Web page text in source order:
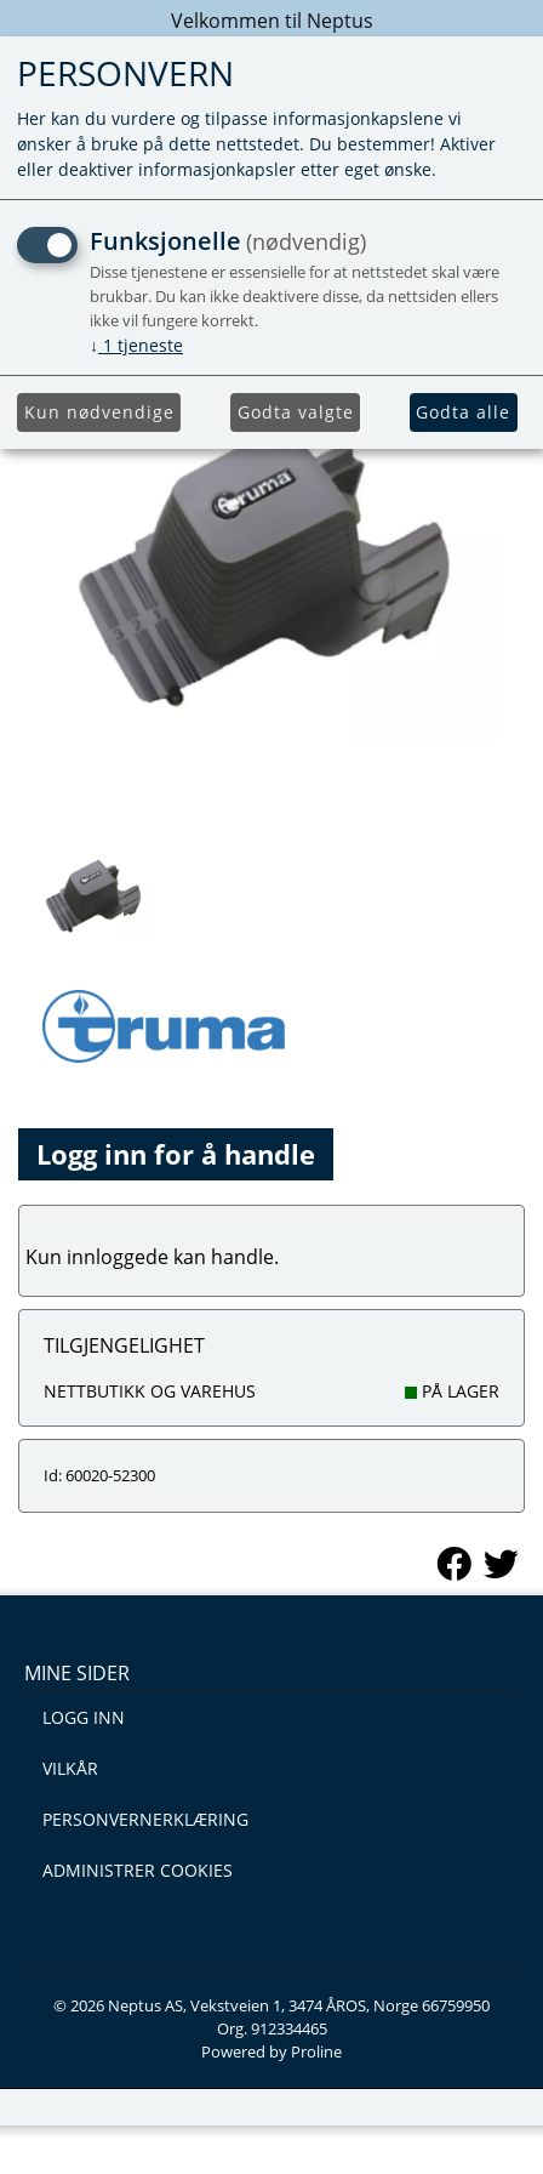
Velkommen til Neptus
DEKSEL MOTOR B - XT
Logg inn for å handle
Kun innloggede kan handle.
TILGJENGELIGHET
NETTBUTIKK OG VAREHUS PÅ LAGER
Id: 60020-52300
MINE SIDER
LOGG INN
VILKÅR
PERSONVERNERKLÆRING
ADMINISTRER COOKIES
© 2026 Neptus AS, Vekstveien 1, 3474 ÅROS, Norge 66759950
Org. 912334465
Powered by Proline
PERSONVERN
Her kan du vurdere og tilpasse informasjonkapslene vi
ønsker å bruke på dette nettstedet. Du bestemmer! Aktiver
eller deaktiver informasjonkapsler etter eget ønske.
Funksjonelle (nødvendig)
Disse tjenestene er essensielle for at nettstedet skal være
brukbar. Du kan ikke deaktivere disse, da nettsiden ellers
ikke vil fungere korrekt.
↓ 1 tjeneste
Kun nødvendige Godta valgte Godta alle